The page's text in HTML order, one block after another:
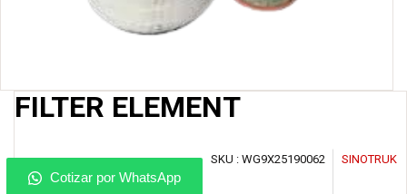
FILTER ELEMENT
Cotizar por WhatsApp
SKU : WG9X25190062 SINOTRUK